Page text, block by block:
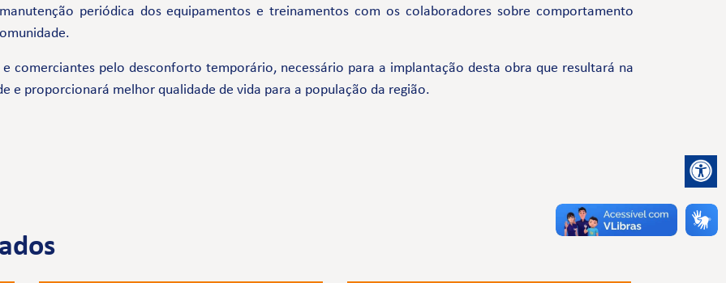
periódica dos equipamentos e treinamentos com os colaboradores sobre comportamento
comerciantes pelo desconforto temporário, necessário para a implantação desta obra que resultará na
e proporcionará melhor qualidade de vida para a população da região.